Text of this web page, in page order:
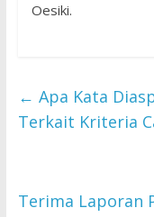
Oesiki.
← Apa Kata
Terkait Kriteria
Terima Laporan